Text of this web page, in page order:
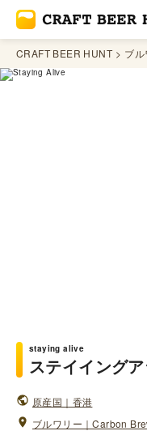
CRAFT BEER HUNT ブ
staying alive
ステイイング
原産国｜香港
ブルワリー｜Carbon